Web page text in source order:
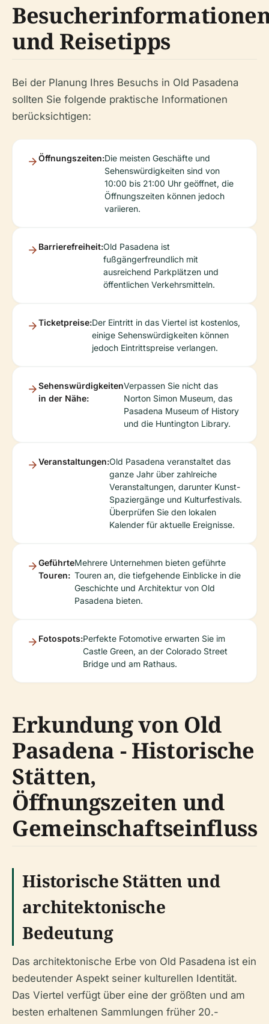
und Reisetipps
Bei der Planung Ihres Besuchs in Old Pasadena
sollten Sie folgende praktische Informationen
berücksichtigen:
Öffnungszeiten:Die meisten Geschäfte und
Sehenswürdigkeiten sind von
10:00 bis 21:00 Uhr geöffnet, die
Öffnungszeiten können jedoch
variieren.
Barrierefreiheit:Old Pasadena ist
fußgängerfreundlich mit
ausreichend Parkplätzen und
öffentlichen Verkehrsmitteln.
Ticketpreise:Der Eintritt in das Viertel ist kostenlos,
einige Sehenswürdigkeiten können
jedoch Eintrittspreise verlangen.
Sehenswürdigkeiten
in der Nähe:
Verpassen Sie nicht das
Norton Simon Museum, das
Pasadena Museum of History
und die Huntington Library.
Veranstaltungen:Old Pasadena veranstaltet das
ganze Jahr über zahlreiche
Veranstaltungen, darunter Kunst-
Spaziergänge und Kulturfestivals.
Überprüfen Sie den lokalen
Kalender für aktuelle Ereignisse.
Geführte
Touren:
Mehrere Unternehmen bieten geführte
Touren an, die tiefgehende Einblicke in die
Geschichte und Architektur von Old
Pasadena bieten.
Fotospots:Perfekte Fotomotive erwarten Sie im
Castle Green, an der Colorado Street
Bridge und am Rathaus.
Erkundung von Old
Pasadena - Historische
Stätten,
Öffnungszeiten und
Gemeinschaftseinfluss
Historische Stätten und
architektonische
Bedeutung
Das architektonische Erbe von Old Pasadena ist ein
bedeutender Aspekt seiner kulturellen Identität.
Das Viertel verfügt über eine der größten und am
besten erhaltenen Sammlungen früher 20.-